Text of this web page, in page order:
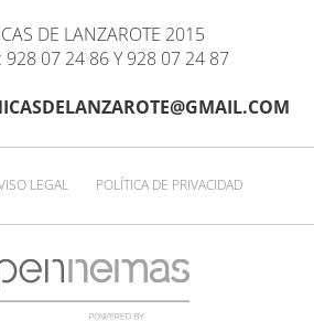
DE LANZAROTE 2015
928 07 24 86 Y 928 07 24 87
LEGAL POLÍTICA DE PRIVACIDAD